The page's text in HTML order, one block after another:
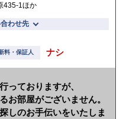
435-1ほか
わせ先
料・保証人 ナシ
っておりますが、
お部屋がございません。
しのお手伝いをいたしま